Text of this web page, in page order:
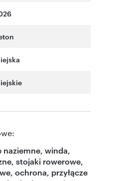
naziemne, winda,
stojaki rowerowe,
ochrona, przyłącze